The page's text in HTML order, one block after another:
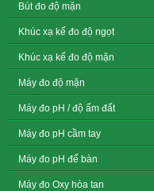
Bút đo độ mặn
Khúc xạ kế đo độ ngọt
Khúc xạ kế đo độ mặn
Máy đo độ mặn
Máy đo pH / độ ẩm đất
Máy đo pH cầm tay
Máy đo pH để bàn
Máy đo Oxy hòa tan